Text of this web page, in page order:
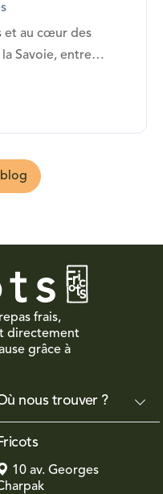
et au cœur des
Savoie, entre
alpines…
frais,
directement
grâce à
nous trouver ?
10 av. Georges